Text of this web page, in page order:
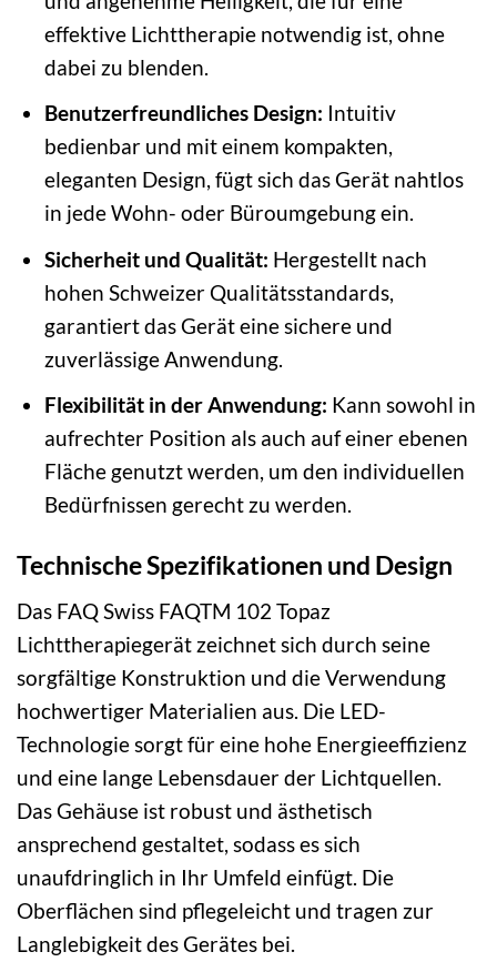
effektive Lichttherapie notwendig ist, ohne
dabei zu blenden.
Benutzerfreundliches Design: Intuitiv
bedienbar und mit einem kompakten,
eleganten Design, fügt sich das Gerät nahtlos
in jede Wohn- oder Büroumgebung ein.
Sicherheit und Qualität: Hergestellt nach
hohen Schweizer Qualitätsstandards,
garantiert das Gerät eine sichere und
zuverlässige Anwendung.
Flexibilität in der Anwendung: Kann sowohl in
aufrechter Position als auch auf einer ebenen
Fläche genutzt werden, um den individuellen
Bedürfnissen gerecht zu werden.
Technische Spezifikationen und Design
Das FAQ Swiss FAQTM 102 Topaz
Lichttherapiegerät zeichnet sich durch seine
sorgfältige Konstruktion und die Verwendung
hochwertiger Materialien aus. Die LED-
Technologie sorgt für eine hohe Energieeffizienz
und eine lange Lebensdauer der Lichtquellen.
Das Gehäuse ist robust und ästhetisch
ansprechend gestaltet, sodass es sich
unaufdringlich in Ihr Umfeld einfügt. Die
Oberflächen sind pflegeleicht und tragen zur
Langlebigkeit des Gerätes bei.